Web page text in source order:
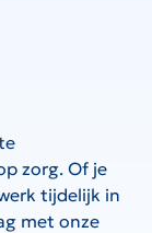
zorg. Of je
tijdelijk in
met onze